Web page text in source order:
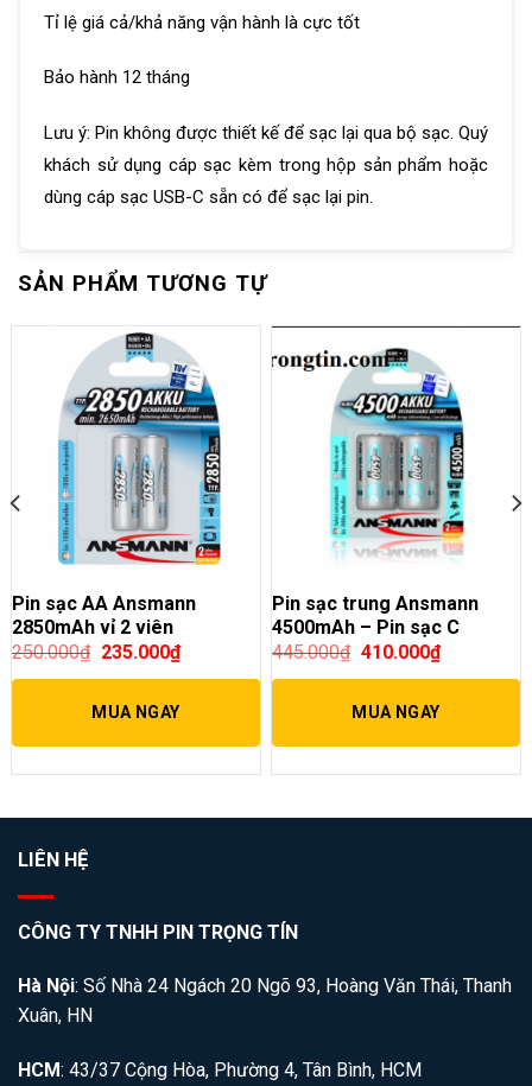
Tỉ lệ giá cả/khả năng vận hành là cực tốt
Bảo hành 12 tháng
Lưu ý: Pin không được thiết kế để sạc lại qua bộ sạc. Quý
khách sử dụng cáp sạc kèm trong hộp sản phẩm hoặc
dùng cáp sạc USB-C sẵn có để sạc lại pin.
SẢN PHẨM TƯƠNG TỰ
Pin sạc AA Ansmann
2850mAh vỉ 2 viên
250.000₫ 235.000₫
MUA NGAY
Pin sạc trung Ansmann
4500mAh – Pin sạc C
445.000₫ 410.000₫
MUA NGAY
LIÊN HỆ
CÔNG TY TNHH PIN TRỌNG TÍN
Hà Nội: Số Nhà 24 Ngách 20 Ngõ 93, Hoàng Văn Thái, Thanh
Xuân, HN
HCM: 43/37 Cộng Hòa, Phường 4, Tân Bình, HCM